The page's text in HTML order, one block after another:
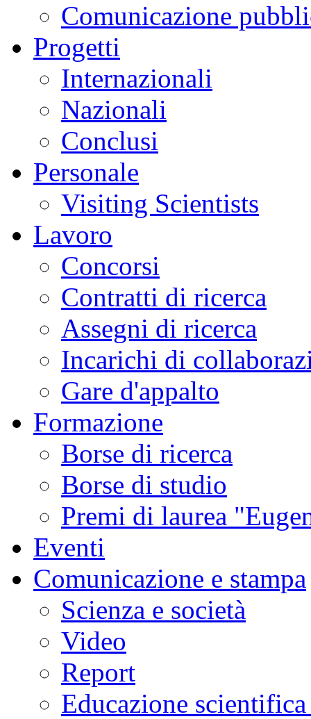
Comunicazione
Progetti
Internazionali
Nazionali
Conclusi
Personale
Visiting Scientists
Lavoro
Concorsi
Contratti di ricerca
Assegni di ricerca
Incarichi di
Gare d'appalto
Formazione
Borse di ricerca
Borse di studio
Premi di laurea
Eventi
Comunicazione e stampa
Scienza e società
Video
Report
Educazione